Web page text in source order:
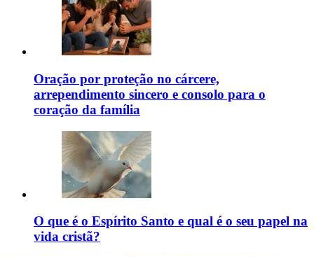
Oração por proteção no cárcere,
arrependimento sincero e consolo para o
coração da família
O que é o Espírito Santo e qual é o seu papel na
vida cristã?